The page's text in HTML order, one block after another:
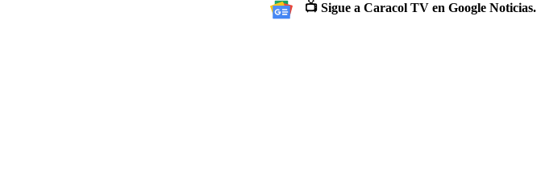
📺 Sigue a Caracol TV en Google Noticias.